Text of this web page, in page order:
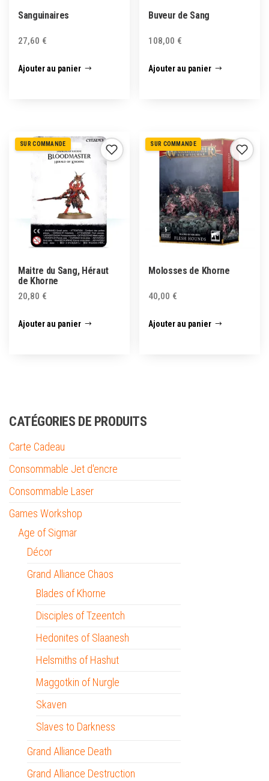
Sanguinaires
27,60 €
Ajouter au panier
Buveur de Sang
108,00 €
Ajouter au panier
SUR COMMANDE
Maitre du Sang, Héraut
de Khorne
20,80 €
Ajouter au panier
SUR COMMANDE
Molosses de Khorne
40,00 €
Ajouter au panier
CATÉGORIES DE PRODUITS
Carte Cadeau
Consommable Jet d'encre
Consommable Laser
Games Workshop
Age of Sigmar
Décor
Grand Alliance Chaos
Blades of Khorne
Disciples of Tzeentch
Hedonites of Slaanesh
Helsmiths of Hashut
Maggotkin of Nurgle
Skaven
Slaves to Darkness
Grand Alliance Death
Grand Alliance Destruction